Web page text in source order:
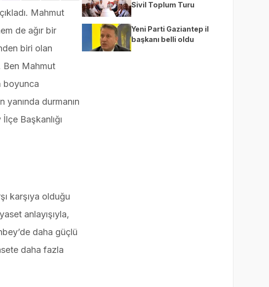
Mahmut
de ağır bir
biri olan
Ben Mahmut
boyunca
durmanın
Başkanlığı
karşıya olduğu
anlayışıyla,
daha güçlü
daha fazla
Sivil Toplum Turu
Yeni Parti Gaziantep il
başkanı belli oldu